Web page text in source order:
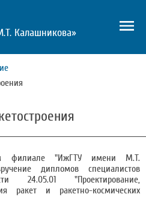
Калашникова»
филиале "ИжГТУ имени М.Т.
дипломов специалистов
24.05.01 "Проектирование,
ракет и ракетно-космических